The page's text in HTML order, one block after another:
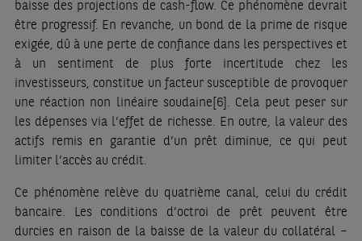
baisse des projections de cash-flow. Ce phénomène devrait
être progressif. En revanche, un bond de la prime de risque
exigée, dû à une perte de confiance dans les perspectives et
à un sentiment de plus forte incertitude chez les
investisseurs, constitue un facteur susceptible de provoquer
une réaction non linéaire soudaine[6]. Cela peut peser sur
les dépenses via l’effet de richesse. En outre, la valeur des
actifs remis en garantie d’un prêt diminue, ce qui peut
limiter l’accès au crédit.
Ce phénomène relève du quatrième canal, celui du crédit
bancaire. Les conditions d’octroi de prêt peuvent être
durcies en raison de la baisse de la valeur du collatéral –